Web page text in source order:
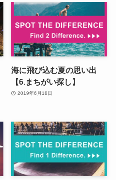
海に飛び込む夏の思い出
【6.まちがい探し】
2019年6月18日